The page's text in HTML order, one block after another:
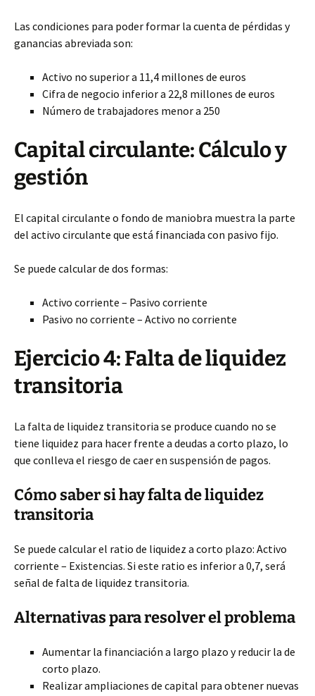
Las condiciones para poder formar la cuenta de pérdidas y
ganancias abreviada son:
Activo no superior a 11,4 millones de euros
Cifra de negocio inferior a 22,8 millones de euros
Número de trabajadores menor a 250
Capital circulante: Cálculo y
gestión
El capital circulante o fondo de maniobra muestra la parte
del activo circulante que está financiada con pasivo fijo.
Se puede calcular de dos formas:
Activo corriente – Pasivo corriente
Pasivo no corriente – Activo no corriente
Ejercicio 4: Falta de liquidez
transitoria
La falta de liquidez transitoria se produce cuando no se
tiene liquidez para hacer frente a deudas a corto plazo, lo
que conlleva el riesgo de caer en suspensión de pagos.
Cómo saber si hay falta de liquidez
transitoria
Se puede calcular el ratio de liquidez a corto plazo: Activo
corriente – Existencias. Si este ratio es inferior a 0,7, será
señal de falta de liquidez transitoria.
Alternativas para resolver el problema
Aumentar la financiación a largo plazo y reducir la de
corto plazo.
Realizar ampliaciones de capital para obtener nuevas